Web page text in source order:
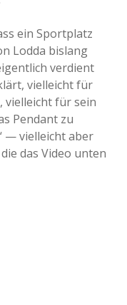
ein Sportplatz
Lodda bislang
verdient
vielleicht für
vielleicht für sein
Pendant zu
— vielleicht aber
das Video unten